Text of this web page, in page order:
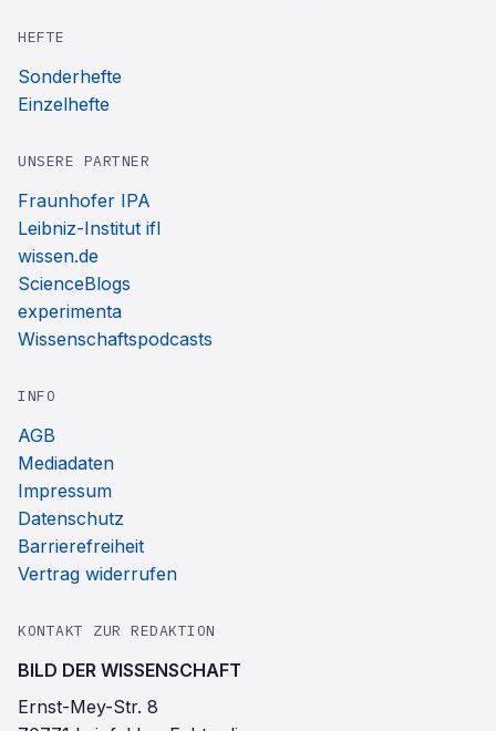
HEFTE
Sonderhefte
Einzelhefte
UNSERE PARTNER
Fraunhofer IPA
Leibniz-Institut ifl
wissen.de
ScienceBlogs
experimenta
Wissenschaftspodcasts
INFO
AGB
Mediadaten
Impressum
Datenschutz
Barrierefreiheit
Vertrag widerrufen
KONTAKT ZUR REDAKTION
BILD DER WISSENSCHAFT
Ernst-Mey-Str. 8